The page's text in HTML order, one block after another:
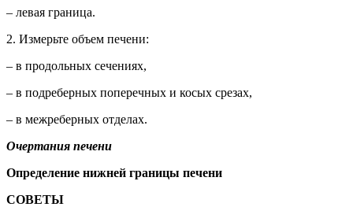
– левая граница.
2. Измерьте объем печени:
– в продольных сечениях,
– в подреберных поперечных и косых срезах,
– в межреберных отделах.
Очертания печени
Определение нижней границы печени
СОВЕТЫ